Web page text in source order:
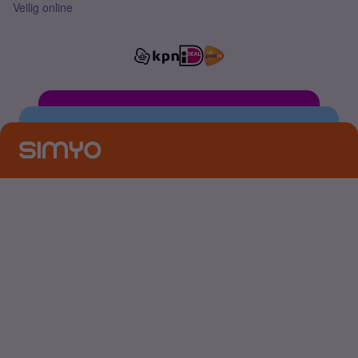
Veilig online